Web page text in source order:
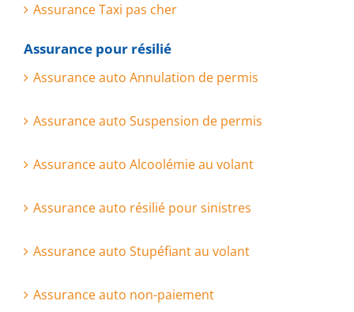
Assurance Taxi pas cher
Assurance pour résilié
Assurance auto Annulation de permis
Assurance auto Suspension de permis
Assurance auto Alcoolémie au volant
Assurance auto résilié pour sinistres
Assurance auto Stupéfiant au volant
Assurance auto non-paiement